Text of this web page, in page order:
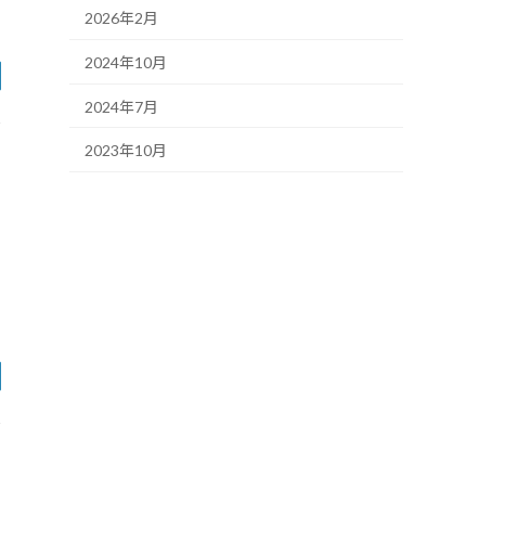
2026年2月
2024年10月
2024年7月
2023年10月